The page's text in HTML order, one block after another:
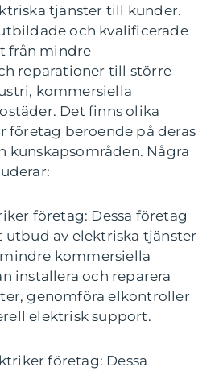
tjänster till kunder.
och kvalificerade
från mindre
reparationer till större
kommersiella
Det finns olika
företag beroende på deras
kunskapsområden. Några
företag: Dessa företag
av elektriska tjänster
kommersiella
installera och reparera
genomföra elkontroller
elektrisk support.
företag: Dessa